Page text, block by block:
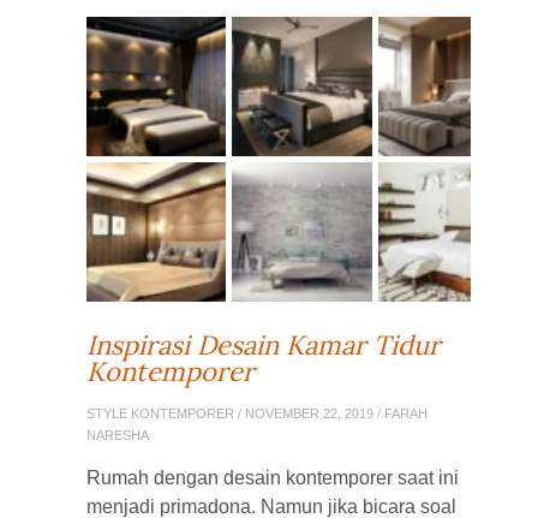
Inspirasi Desain Kamar Tidur
Kontemporer
STYLE KONTEMPORER / NOVEMBER 22, 2019 / FARAH
NARESHA
Rumah dengan desain kontemporer saat ini
menjadi primadona. Namun jika bicara soal